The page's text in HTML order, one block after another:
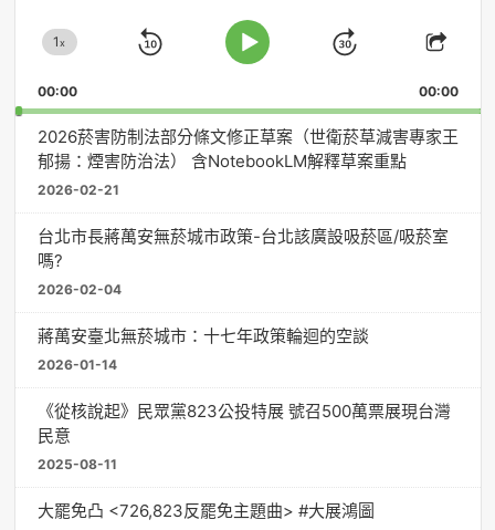
Change
Rate
1x
Skip
Play
Jump
Forward
Share
00:00 00:00
2026菸害防制法部分條文修正草案（世衛菸草減害專家王
郁揚：煙害防治法） 含NotebookLM解釋草案重點
2026-02-21
台北市長蔣萬安無菸城市政策-台北該廣設吸菸區/吸菸室
嗎?
2026-02-04
蔣萬安臺北無菸城市：十七年政策輪迴的空談
2026-01-14
《從核說起》民眾黨823公投特展 號召500萬票展現台灣
民意
2025-08-11
大罷免凸 <726,823反罷免主題曲> #大展鴻圖